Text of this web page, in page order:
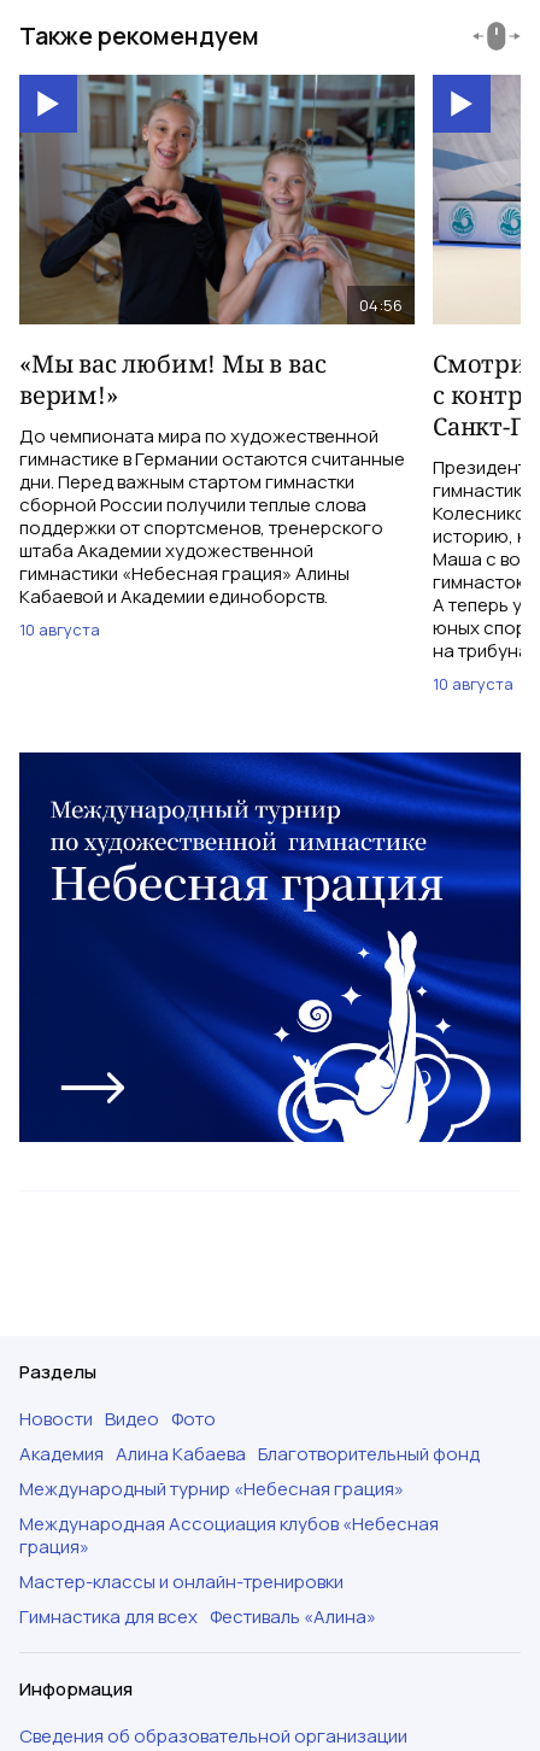
Также рекомендуем
04:56
«Мы вас любим! Мы в вас
верим!»
До чемпионата мира по художественной
гимнастике в Германии остаются считанные
дни. Перед важным стартом гимнастки
сборной России получили теплые слова
поддержки от спортсменов, тренерского
штаба Академии художественной
гимнастики «Небесная грация» Алины
Кабаевой и Академии единоборств.
10 августа
с
Санкт-
Президент
историю,
Маша с
гимнасток,
А теперь
юных
на
10 августа
Разделы
Новости Видео Фото
Академия Алина Кабаева Благотворительный фонд
Международный турнир «Небесная грация»
Международная Ассоциация клубов «Небесная
грация»
Мастер-классы и онлайн-тренировки
Гимнастика для всех Фестиваль «Алина»
Информация
Сведения об образовательной организации